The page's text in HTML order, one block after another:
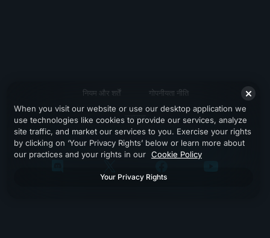
नियम और शर्तें गोपनीयता नीति
सहायता
When you visit our website or use our desktop application we
use technologies like cookies to provide our services, analyze
site traffic, and market our services to you. Exercise your rights
by clicking on ‘Your Privacy Rights’ below or learn more about
our practices and your rights in our Cookie Policy
Your Privacy Rights